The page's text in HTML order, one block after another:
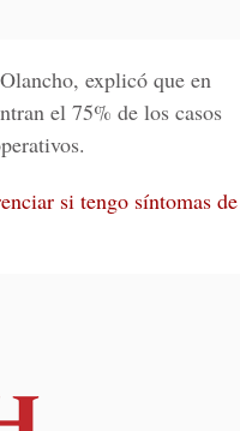
Olancho, explicó que en
el 75% de los casos
si tengo síntomas de